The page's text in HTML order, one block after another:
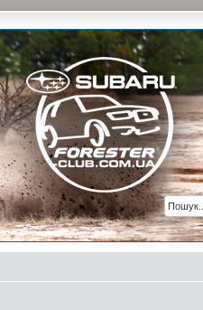
общения с друзьями. Присоединяйтесь.